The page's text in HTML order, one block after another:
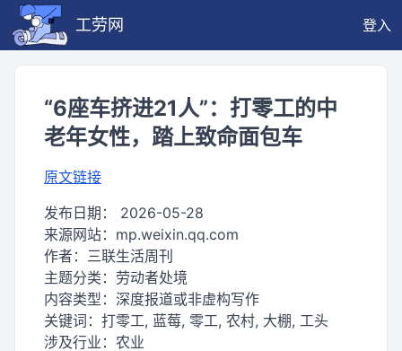
工劳网 登入
“6座车挤进21人”：打零工的中
老年女性，踏上致命面包车
原文链接
发布日期： 2026-05-28
来源网站： mp.weixin.qq.com
作者： 三联生活周刊
主题分类： 劳动者处境
内容类型： 深度报道或非虚构写作
关键词： 打零工, 蓝莓, 零工, 农村, 大棚, 工头
涉及行业： 农业